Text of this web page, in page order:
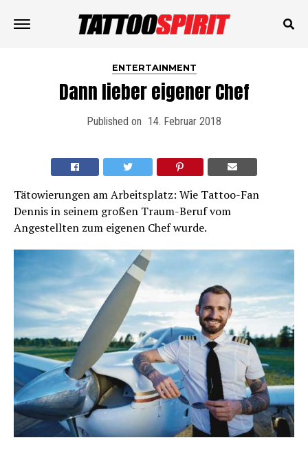
ENTERTAINMENT
Dann lieber eigener Chef
Published on 14. Februar 2018
Tätowierungen am Arbeitsplatz: Wie Tattoo-Fan
Dennis in seinem großen Traum-Beruf vom
Angestellten zum eigenen Chef wurde.